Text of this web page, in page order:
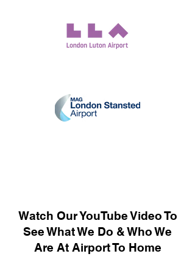
Watch Our YouTube Video To
See What We Do & Who We
Are At Airport To Home